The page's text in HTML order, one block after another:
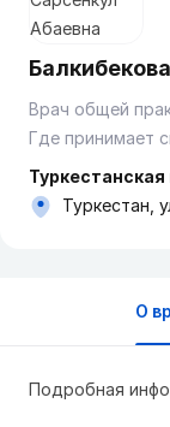
Врач общей
Где принимает
Туркестан,
О
Подробная